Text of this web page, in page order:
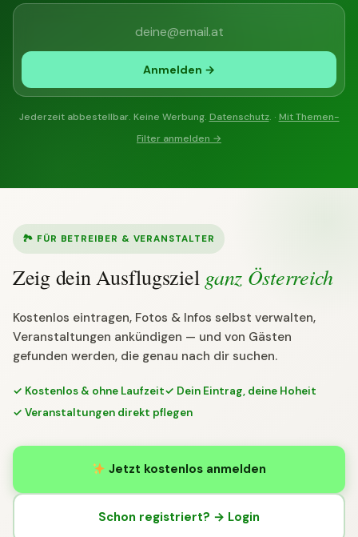
Anmelden →
Jederzeit abbestellbar. Keine Werbung. Datenschutz. · Mit Themen-
Filter anmelden →
🏞 FÜR BETREIBER & VERANSTALTER
Zeig dein Ausflugsziel ganz Österreich
Kostenlos eintragen, Fotos & Infos selbst verwalten,
Veranstaltungen ankündigen — und von Gästen
gefunden werden, die genau nach dir suchen.
✓ Kostenlos & ohne Laufzeit✓ Dein Eintrag, deine Hoheit
✓ Veranstaltungen direkt pflegen
Jetzt kostenlos anmelden
Schon registriert? → Login